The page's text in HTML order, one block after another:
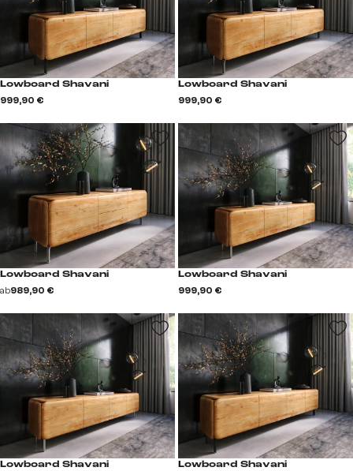
Lowboard Shavani
999,90 €
Lowboard Shavani
999,90 €
Lowboard Shavani
ab989,90 €
Lowboard Shavani
999,90 €
Lowboard Shavani Lowboard Shavani